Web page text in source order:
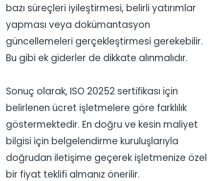
bazı süreçleri iyileştirmesi, belirli yatırımlar
yapması veya dokümantasyon
güncellemeleri gerçekleştirmesi gerekebilir.
Bu gibi ek giderler de dikkate alınmalıdır.
Sonuç olarak, ISO 20252 sertifikası için
belirlenen ücret işletmelere göre farklılık
göstermektedir. En doğru ve kesin maliyet
bilgisi için belgelendirme kuruluşlarıyla
doğrudan iletişime geçerek işletmenize özel
bir fiyat teklifi almanız önerilir.